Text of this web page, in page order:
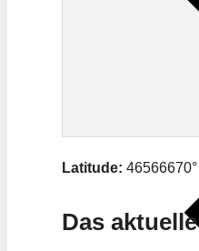
Latitude: 46566670°
Das